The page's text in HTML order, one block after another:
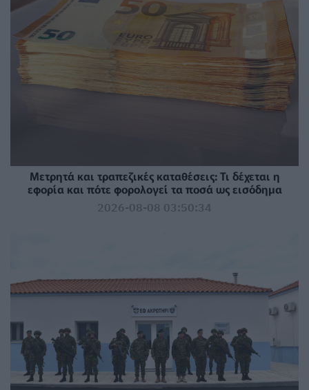
Μετρητά και τραπεζικές καταθέσεις: Τι δέχεται η
εφορία και πότε φορολογεί τα ποσά ως εισόδημα
2026-08-08 03:50:34